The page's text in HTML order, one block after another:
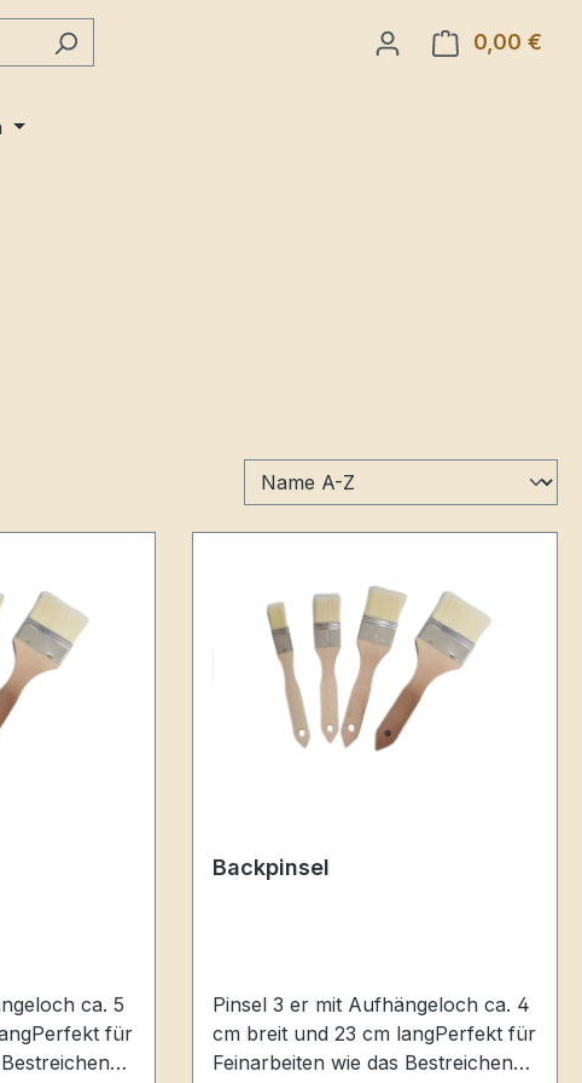
0,00 €
ca. 5
für
Backpinsel
Pinsel 3 er mit Aufhängeloch ca. 4
cm breit und 23 cm langPerfekt für
Feinarbeiten wie das Bestreichen